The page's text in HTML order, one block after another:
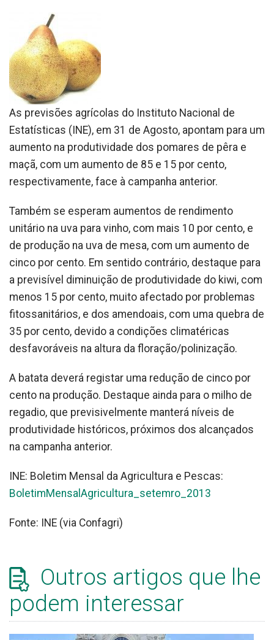
As previsões agrícolas do Instituto Nacional de
Estatísticas (INE), em 31 de Agosto, apontam para um
aumento na produtividade dos pomares de pêra e
maçã, com um aumento de 85 e 15 por cento,
respectivamente, face à campanha anterior.
Também se esperam aumentos de rendimento
unitário na uva para vinho, com mais 10 por cento, e
de produção na uva de mesa, com um aumento de
cinco por cento. Em sentido contrário, destaque para
a previsível diminuição de produtividade do kiwi, com
menos 15 por cento, muito afectado por problemas
fitossanitários, e dos amendoais, com uma quebra de
35 por cento, devido a condições climatéricas
desfavoráveis na altura da floração/polinização.
A batata deverá registar uma redução de cinco por
cento na produção. Destaque ainda para o milho de
regadio, que previsivelmente manterá níveis de
produtividade históricos, próximos dos alcançados
na campanha anterior.
INE: Boletim Mensal da Agricultura e Pescas:
BoletimMensalAgricultura_setemro_2013
Fonte: INE (via Confagri)
Outros artigos que lhe
podem interessar